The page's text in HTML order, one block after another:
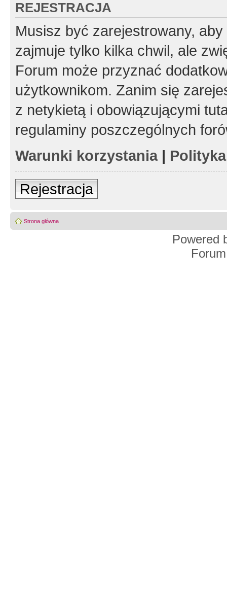
REJESTRACJA
Musisz być zarejestrowany,
zajmuje tylko kilka chwil, ale
Forum może przyznać
użytkownikom. Zanim się
z netykietą i obowiązującymi
regulaminy poszczególnych
Warunki korzystania|
Rejestracja
Strona główna
Powered